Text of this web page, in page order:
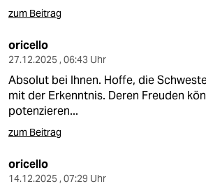
zum Beitrag
oricello
27.12.2025 , 06:43 Uhr
Absolut bei Ihnen. Hoffe, die
mit der Erkenntnis. Deren Freuden
potenzieren...
zum Beitrag
oricello
14.12.2025 , 07:29 Uhr